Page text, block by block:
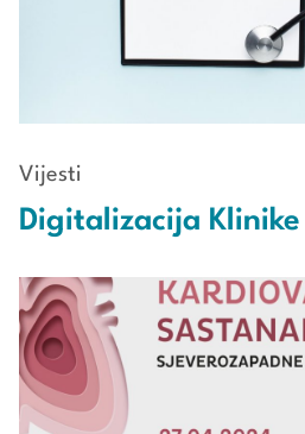
Vijesti
Digitalizacija